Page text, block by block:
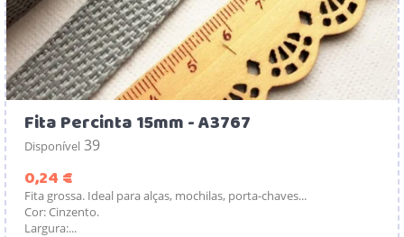
Fita Percinta 15mm - A3767
Disponível 39
0,24 €
Fita grossa. Ideal para alças, mochilas, porta-chaves...
Cor: Cinzento.
Largura:...